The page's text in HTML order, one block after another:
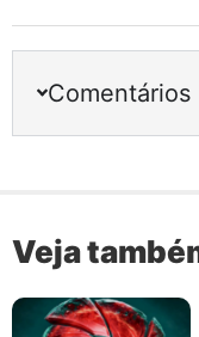
Comentários
Veja